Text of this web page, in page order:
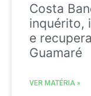
Costa
inquérito,
e
Guamaré
VER MATÉRIA »